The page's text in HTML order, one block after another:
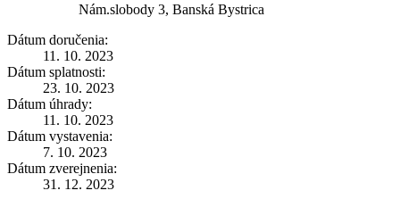
Nám.slobody 3, Banská Bystrica
Dátum doručenia:
11. 10. 2023
Dátum splatnosti:
23. 10. 2023
Dátum úhrady:
11. 10. 2023
Dátum vystavenia:
7. 10. 2023
Dátum zverejnenia:
31. 12. 2023